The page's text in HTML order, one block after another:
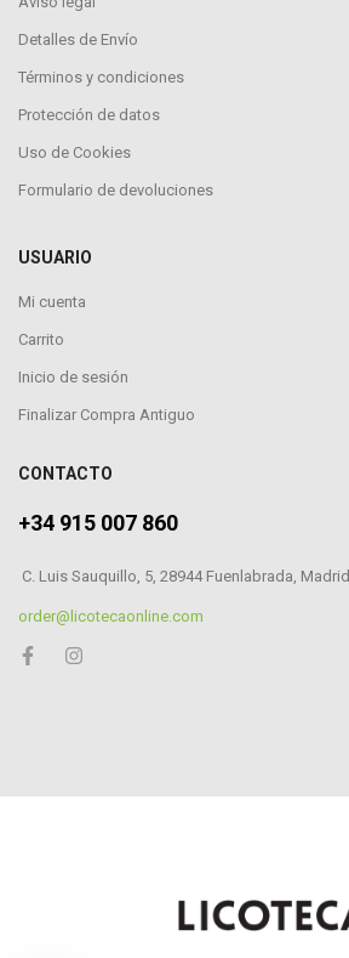
Detalles de Envío
Términos y condiciones
Protección de datos
Uso de Cookies
Formulario de devoluciones
USUARIO
Mi cuenta
Carrito
Inicio de sesión
Finalizar Compra Antiguo
CONTACTO
+34 915 007 860
C. Luis Sauquillo, 5, 28944 Fuenlabrada, Madrid
order@licotecaonline.com